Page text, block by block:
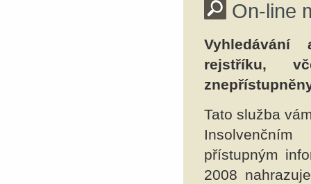
On-line
rejstříku,
Tato služba
přístupným
2008